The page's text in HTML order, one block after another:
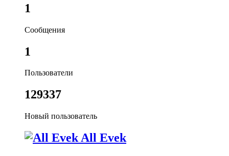
1
Сообщения
1
Пользователи
129337
Новый пользователь
All Evek